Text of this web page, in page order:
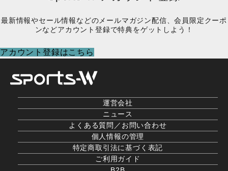
最新情報やセール情報などのメールマガジン配信、会員限定クーポ
ンなどアカウント登録で特典をゲットしよう！
アカウント登録はこちら
運営会社
ニュース
よくある質問／お問い合わせ
個人情報の管理
特定商取引法に基づく表記
ご利用ガイド